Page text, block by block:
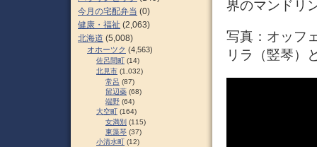
界のマンドリ
写真：オッフ
リラ（竪琴）
今月の宅配弁当 (0)
健康・福祉 (2,063)
北海道 (5,008)
オホーツク (4,563)
佐呂間町 (14)
北見市 (1,032)
常呂 (87)
留辺蘂 (68)
端野 (64)
大空町 (164)
女満別 (115)
東藻琴 (37)
小清水町 (12)